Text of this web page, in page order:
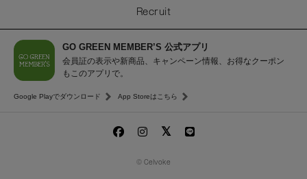
Recruit
GO GREEN MEMBER’S 公式アプリ
会員証の表示や新商品、キャンペーン情報、お得なクーポン
もこのアプリで。
Google Playでダウンロード App Storeはこちら
© Celvoke